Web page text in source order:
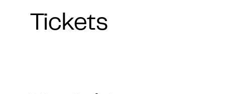
Tickets